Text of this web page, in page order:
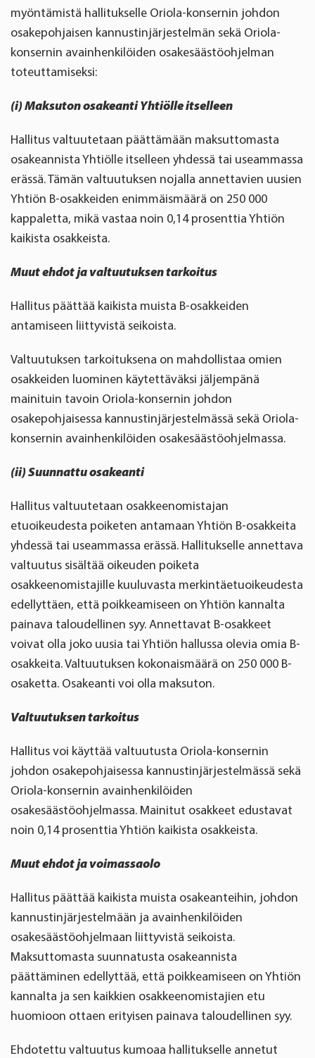
myöntämistä hallitukselle Oriola-konsernin johdon
osakepohjaisen kannustinjärjestelmän sekä Oriola-
konsernin avainhenkilöiden osakesäästöohjelman
toteuttamiseksi:
(i) Maksuton osakeanti Yhtiölle itselleen
Hallitus valtuutetaan päättämään maksuttomasta
osakeannista Yhtiölle itselleen yhdessä tai useammassa
erässä. Tämän valtuutuksen nojalla annettavien uusien
Yhtiön B-osakkeiden enimmäismäärä on 250 000
kappaletta, mikä vastaa noin 0,14 prosenttia Yhtiön
kaikista osakkeista.
Muut ehdot ja valtuutuksen tarkoitus
Hallitus päättää kaikista muista B-osakkeiden
antamiseen liittyvistä seikoista.
Valtuutuksen tarkoituksena on mahdollistaa omien
osakkeiden luominen käytettäväksi jäljempänä
mainituin tavoin Oriola-konsernin johdon
osakepohjaisessa kannustinjärjestelmässä sekä Oriola-
konsernin avainhenkilöiden osakesäästöohjelmassa.
(ii) Suunnattu osakeanti
Hallitus valtuutetaan osakkeenomistajan
etuoikeudesta poiketen antamaan Yhtiön B-osakkeita
yhdessä tai useammassa erässä. Hallitukselle annettava
valtuutus sisältää oikeuden poiketa
osakkeenomistajille kuuluvasta merkintäetuoikeudesta
edellyttäen, että poikkeamiseen on Yhtiön kannalta
painava taloudellinen syy. Annettavat B-osakkeet
voivat olla joko uusia tai Yhtiön hallussa olevia omia B-
osakkeita. Valtuutuksen kokonaismäärä on 250 000 B-
osaketta. Osakeanti voi olla maksuton.
Valtuutuksen tarkoitus
Hallitus voi käyttää valtuutusta Oriola-konsernin
johdon osakepohjaisessa kannustinjärjestelmässä sekä
Oriola-konsernin avainhenkilöiden
osakesäästöohjelmassa. Mainitut osakkeet edustavat
noin 0,14 prosenttia Yhtiön kaikista osakkeista.
Muut ehdot ja voimassaolo
Hallitus päättää kaikista muista osakeanteihin, johdon
kannustinjärjestelmään ja avainhenkilöiden
osakesäästöohjelmaan liittyvistä seikoista.
Maksuttomasta suunnatusta osakeannista
päättäminen edellyttää, että poikkeamiseen on Yhtiön
kannalta ja sen kaikkien osakkeenomistajien etu
huomioon ottaen erityisen painava taloudellinen syy.
Ehdotettu valtuutus kumoaa hallitukselle annetut